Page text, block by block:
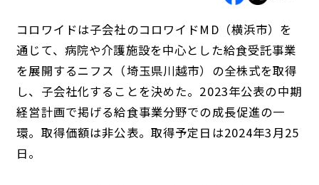
コロワイドは子会社のコロワイドMD（横浜市）を
通じて、病院や介護施設を中心とした給食受託事業
を展開するニフス（埼玉県川越市）の全株式を取得
し、子会社化することを決めた。2023年公表の中期
経営計画で掲げる給食事業分野での成長促進の一
環。取得価額は非公表。取得予定日は2024年3月25
日。